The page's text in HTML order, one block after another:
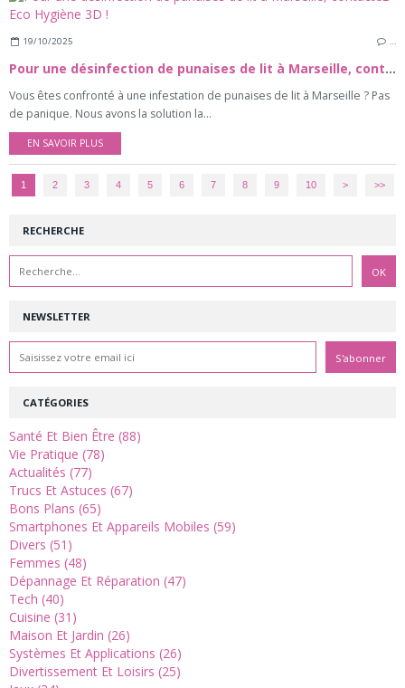
19/10/2025
Pour une désinfection de punaises de lit à Marseille, contactez Eco Hygiène 3D !
Vous êtes confronté à une infestation de punaises de lit à Marseille ? Pas
de panique. Nous avons la solution la...
EN SAVOIR PLUS
1 2 3 4 5 6 7 8 9 10 20
30
> >>
NEWSLETTER
RECHERCHE
CATÉGORIES
Santé Et Bien Être (88)
Vie Pratique (78)
Actualités (77)
Trucs Et Astuces (67)
Bons Plans (65)
Smartphones Et Appareils Mobiles (59)
Divers (51)
Femmes (48)
Dépannage Et Réparation (47)
Tech (40)
Cuisine (31)
Maison Et Jardin (26)
Systèmes Et Applications (26)
Divertissement Et Loisirs (25)